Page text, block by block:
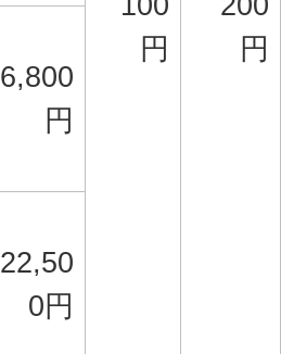
円
円
6,800
円
22,50
0円